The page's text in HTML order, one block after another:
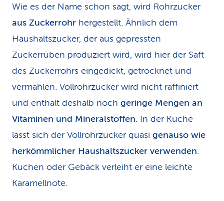
Wie es der Name schon sagt, wird Rohrzucker
aus Zuckerrohr hergestellt. Ähnlich dem
Haushaltszucker, der aus gepressten
Zuckerrüben produziert wird, wird hier der Saft
des Zuckerrohrs eingedickt, getrocknet und
vermahlen. Vollrohrzucker wird nicht raffiniert
und enthält deshalb noch geringe Mengen an
Vitaminen und Mineralstoffen. In der Küche
lässt sich der Vollrohrzucker quasi genauso wie
herkömmlicher Haushaltszucker verwenden.
Kuchen oder Gebäck verleiht er eine leichte
Karamellnote.